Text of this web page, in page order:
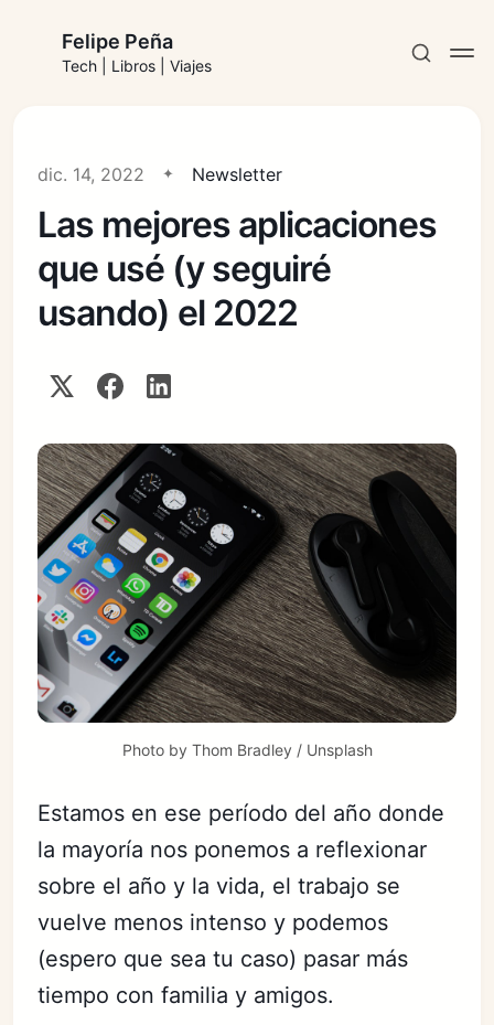
Felipe Peña
Tech | Libros | Viajes
Suscribirse
Iniciar sesión
dic. 14, 2022 Newsletter
Las mejores aplicaciones
que usé (y seguiré
usando) el 2022
Photo by Thom Bradley / Unsplash
Estamos en ese período del año donde
la mayoría nos ponemos a reflexionar
sobre el año y la vida, el trabajo se
vuelve menos intenso y podemos
(espero que sea tu caso) pasar más
tiempo con familia y amigos.